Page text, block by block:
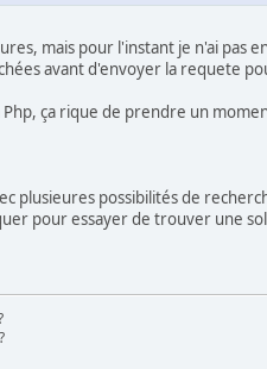
\"ENVOYER\" pour lancer
mais pour l'instant je n'ai pas
avant d'envoyer la requete
ça rique de prendre un
plusieures possibilités de
pour essayer de trouver une